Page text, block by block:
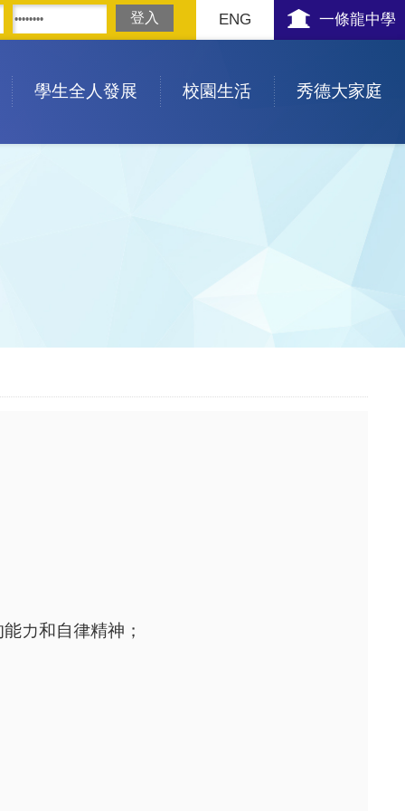
一條龍中學
ENG
學生全人發展 校園生活 秀德大家庭
力和自律精神；